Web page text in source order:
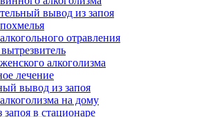
вывод из запоя
отравления
алкоголизма
лечение
вывод из запоя
на дому
в стационаре